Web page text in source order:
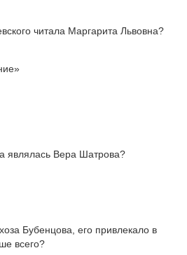
читала Маргарита Львовна?
являлась Вера Шатрова?
Бубенцова, его привлекало в
всего?